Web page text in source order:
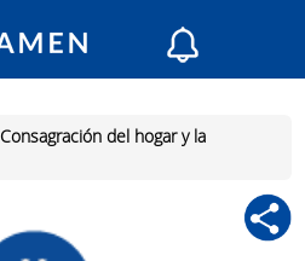
Consagración del hogar y la